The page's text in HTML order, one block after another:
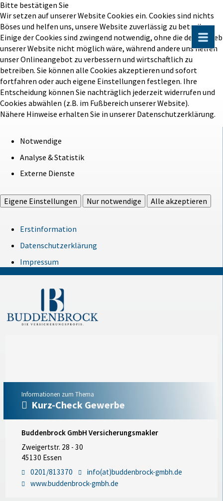
Bitte bestätigen Sie
Wir setzen auf unserer Website Cookies ein. Cookies sind nichts
Böses und helfen uns, unsere Website zuverlässig zu betreiben.
Einige der Cookies sind zwingend notwendig, ohne die der Betrieb
unserer Website nicht möglich wäre, während andere uns helfen
unser Onlineangebot zu verbessern und wirtschaftlich zu
betreiben. Sie können alle Cookies akzeptieren und sofort
fortfahren oder auch eigene Einstellungen festlegen. Ihre
Entscheidung können Sie nachträglich jederzeit widerrufen und
Cookies abwählen (z.B. im Fußbereich unserer Website).
Nähere Hinweise erhalten Sie in unserer Datenschutzerklärung.
Notwendige
Analyse & Statistik
Externe Dienste
Eigene Einstellungen Nur notwendige Alle akzeptieren
Erstinformation
Datenschutzerklärung
Impressum
Informationen zum Thema
Kurz-Check Gewerbe
Buddenbrock GmbH Versicherungsmakler
Zweigertstr. 28 - 30
45130 Essen
0201/813370
info(at)buddenbrock-gmbh.de
www.buddenbrock-gmbh.de